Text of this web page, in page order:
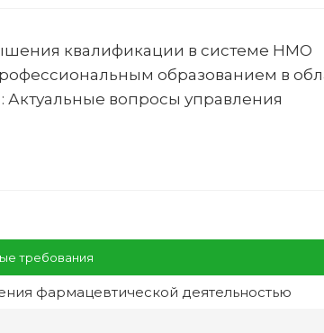
квалификации в системе НМО
образованием в
Актуальные вопросы управления
требования
фармацевтической деятельностью